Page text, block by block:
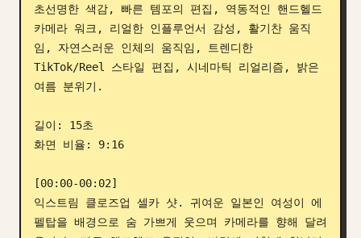
초선명한 색감, 빠른 템포의 편집, 역동적인 핸드헬드
카메라 워크, 리얼한 인플루언서 감성, 활기찬 움직
임, 자연스러운 인체의 움직임, 트렌디한
TikTok/Reel 스타일 편집, 시네마틱 리얼리즘, 밝은
여름 분위기.
길이: 15초
화면 비율: 9:16
[00:00-00:02]
익스트림 클로즈업 셀카 샷. 귀여운 일본인 여성이 에
펠탑을 배경으로 숨 가쁘게 웃으며 카메라를 향해 달려